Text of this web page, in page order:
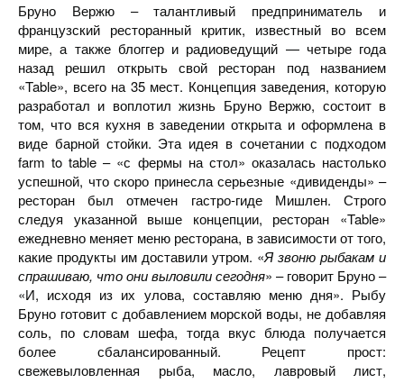
Бруно Вержю – талантливый предприниматель и
французский ресторанный критик, известный во всем
мире, а также блоггер и радиоведущий — четыре года
назад решил открыть свой ресторан под названием
«Table», всего на 35 мест. Концепция заведения, которую
разработал и воплотил жизнь Бруно Вержю, состоит в
том, что вся кухня в заведении открыта и оформлена в
виде барной стойки. Эта идея в сочетании с подходом
farm to table – «с фермы на стол» оказалась настолько
успешной, что скоро принесла серьезные «дивиденды» –
ресторан был отмечен гастро-гиде Мишлен. Строго
следуя указанной выше концепции, ресторан «Table»
ежедневно меняет меню ресторана, в зависимости от того,
какие продукты им доставили утром. «Я звоню рыбакам и
спрашиваю, что они выловили сегодня» – говорит Бруно –
«И, исходя из их улова, составляю меню дня». Рыбу
Бруно готовит с добавлением морской воды, не добавляя
соль, по словам шефа, тогда вкус блюда получается
более сбалансированный. Рецепт прост:
свежевыловленная рыба, масло, лавровый лист,